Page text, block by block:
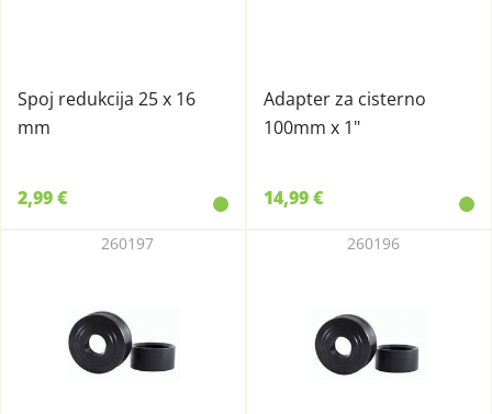
Spoj redukcija 25 x 16
mm
2,99 €
Adapter za cisterno
100mm x 1"
14,99 €
260197 260196